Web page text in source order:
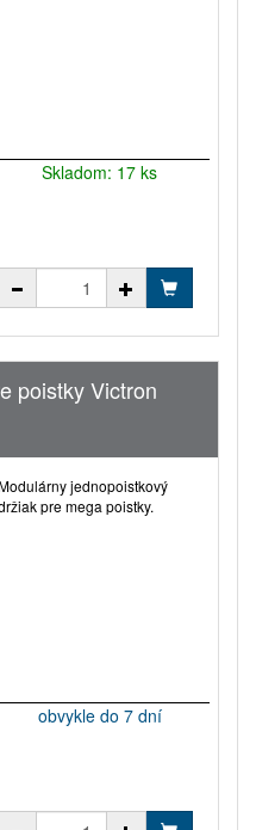
Skladom: 17 ks
poistky Victron
jednopoistkový
pre mega poistky.
obvykle do 7 dní